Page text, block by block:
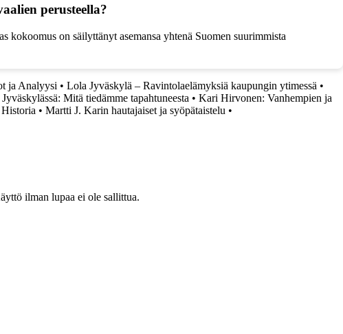
perusteella?
kokoomus on säilyttänyt asemansa yhtenä Suomen suurimmista
ja Analyysi • Lola Jyväskylä – Ravintolaelämyksiä kaupungin ytimessä •
Mitä tiedämme tapahtuneesta • Kari Hirvonen: Vanhempien ja
• Martti J. Karin hautajaiset ja syöpätaistelu •
ilman lupaa ei ole sallittua.